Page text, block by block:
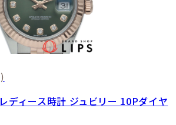
ディース時計 ジュビリー 10Pダイヤ